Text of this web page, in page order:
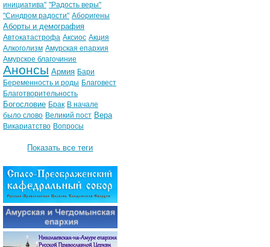
инициатива" "Радость веры"
"Синдром радости" Аборигены
Аборты и демография
Автокатастрофа Аксиос Акция
Алкоголизм Амурская епархия
Амурское благочиние
Анонсы Армия Бари
Беременность и роды Благовест
Благотворительность
Богословие Брак В начале
было слово Великий пост Вера
Викариатство Вопросы
Показать все теги